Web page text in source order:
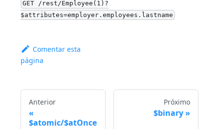
GET /rest/Employee(1)?
$attributes=employer.employees.lastname
Comentar esta
página
Anterior
$atomic/$atOnce
Próximo
$binary